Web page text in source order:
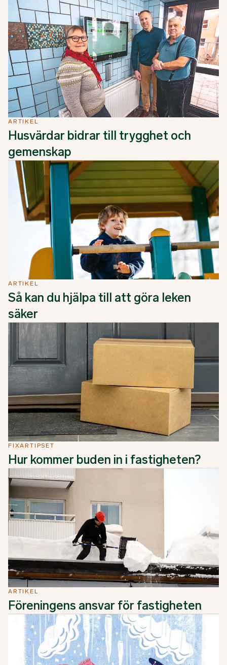
ARTIKEL
Husvärdar bidrar till trygghet och
gemenskap
ARTIKEL
Så kan du hjälpa till att göra leken
säker
FIXARTIPSET
Hur kommer buden in i fastigheten?
ARTIKEL
Föreningens ansvar för fastigheten